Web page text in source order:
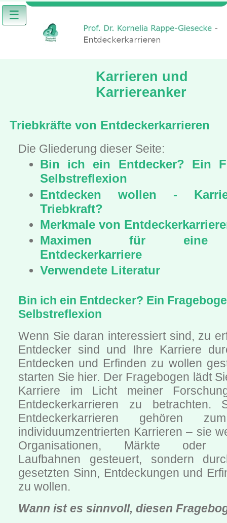
☰
Karrieren und
Karriereanker
Triebkräfte von Entdeckerkarrieren
Die Gliederung dieser Seite:
Bin ich ein Entdecker? Ein
Selbstreflexion
Entdecken wollen -
Triebkraft?
Merkmale von
Maximen für eine
Entdeckerkarriere
Verwendete Literatur
Bin ich ein Entdecker? Ein
Selbstreflexion
Wenn Sie daran interessiert sind, zu
Entdecker sind und Ihre Karriere
Entdecken und Erfinden zu wollen
starten Sie hier. Der Fragebogen lädt
Karriere im Licht meiner
Entdeckerkarrieren zu betrachten.
Entdeckerkarrieren gehören
individuumzentrierten Karrieren – sie
Organisationen, Märkte oder
Laufbahnen gesteuert, sondern
gesetzten Sinn, Entdeckungen und
zu wollen.
Wann ist es sinnvoll, diesen